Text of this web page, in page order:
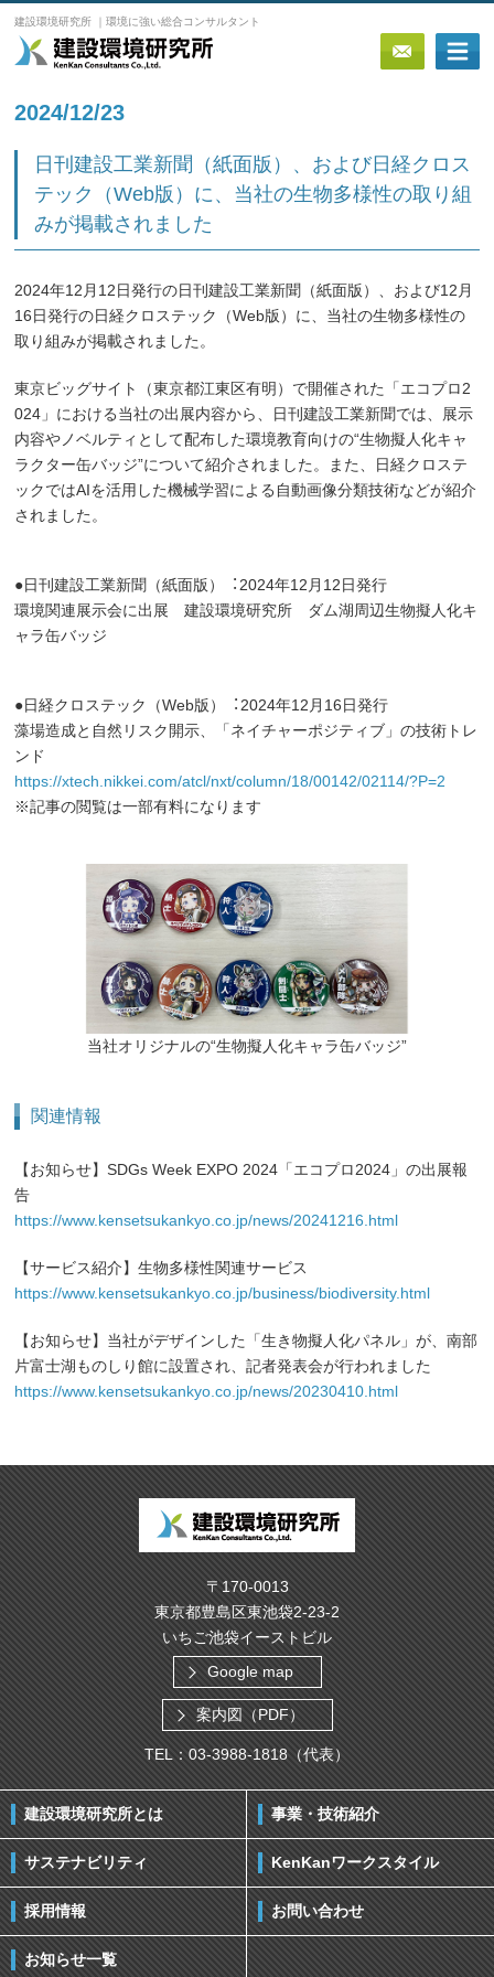
建設環境研究所 ｜環境に強い総合コンサルタント
2024/12/23
⽇刊建設⼯業新聞（紙⾯版）、および⽇経クロス
テック（Web版）に、当社の⽣物多様性の取り組
みが掲載されました
2024年12⽉12⽇発⾏の⽇刊建設⼯業新聞（紙⾯版）、および12⽉
16⽇発⾏の⽇経クロステック（Web版）に、当社の⽣物多様性の
取り組みが掲載されました。
東京ビッグサイト（東京都江東区有明）で開催された「エコプロ2
024」における当社の出展内容から、⽇刊建設⼯業新聞では、展⽰
内容やノベルティとして配布した環境教育向けの“⽣物擬⼈化キャ
ラクター⽸バッジ”について紹介されました。また、⽇経クロステ
ックではAIを活⽤した機械学習による⾃動画像分類技術などが紹介
されました。
●⽇刊建設⼯業新聞（紙⾯版）︓2024年12⽉12⽇発⾏
環境関連展⽰会に出展 建設環境研究所 ダム湖周辺⽣物擬⼈化キ
ャラ⽸バッジ
●⽇経クロステック（Web版）︓2024年12⽉16⽇発⾏
藻場造成と⾃然リスク開⽰、「ネイチャーポジティブ」の技術トレ
ンド
https://xtech.nikkei.com/atcl/nxt/column/18/00142/02114/?P=2
※記事の閲覧は一部有料になります
当社オリジナルの“⽣物擬⼈化キャラ⽸バッジ”
関連情報
【お知らせ】SDGs Week EXPO 2024「エコプロ2024」の出展報
告
https://www.kensetsukankyo.co.jp/news/20241216.html
【サービス紹介】⽣物多様性関連サービス
https://www.kensetsukankyo.co.jp/business/biodiversity.html
【お知らせ】当社がデザインした「⽣き物擬⼈化パネル」が、南部
⽚富⼠湖ものしり館に設置され、記者発表会が⾏われました
https://www.kensetsukankyo.co.jp/news/20230410.html
〒170-0013
東京都豊島区東池袋2-23-2
いちご池袋イーストビル
Google map
案内図（PDF）
TEL：03-3988-1818（代表）
建設環境研究所とは 事業・技術紹介
サステナビリティ KenKanワークスタイル
採用情報 お問い合わせ
お知らせ一覧